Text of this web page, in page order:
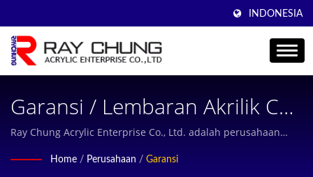
INDONESIA
Garansi / Lembaran Akrilik Cor
Profesional, Lembaran Akrilik
Cor, Lembaran Plexiglass,
Ray Chung Acrylic Enterprise Co., Ltd. adalah perusahaan
dan menawarkan layanan yang ramah kepada pelanggan.
Home / Perusahaan / Garansi